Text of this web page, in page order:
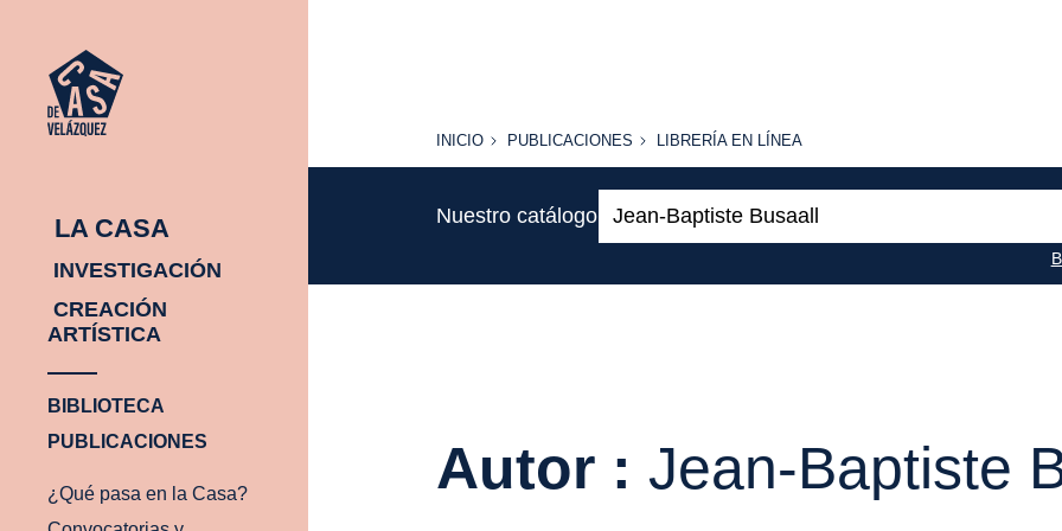
LA CASA
INVESTIGACIÓN
CREACIÓN
ARTÍSTICA
BIBLIOTECA
PUBLICACIONES
¿Qué pasa en la Casa?
INICIO
INICIO PUBLICACIONES
PUBLICACIONES
LIBRERÍA
LÍNEA
LIBRERÍA EN LÍNEA
Nuestro catálogo
Autor : Jean-Baptiste